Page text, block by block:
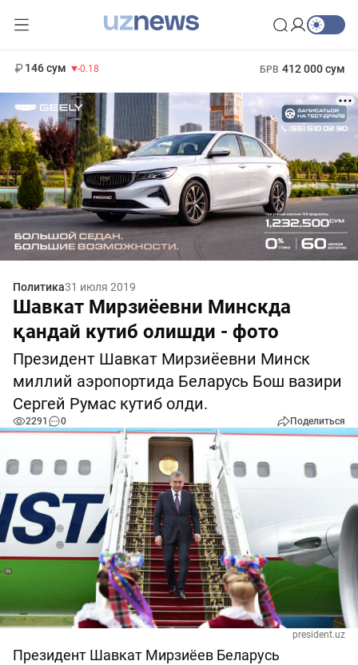
146 сум -0.18 БРВ 412 000 сум
Политика31 июля 2019
Шавкат Мирзиёевни Минскда
қандай кутиб олишди - фото
Президент Шавкат Мирзиёевни Минск
миллий аэропортида Беларусь Бош вазири
Сергей Румас кутиб олди.
2291 0 Поделиться
president.uz
Президент Шавкат Мирзиёев Беларусь